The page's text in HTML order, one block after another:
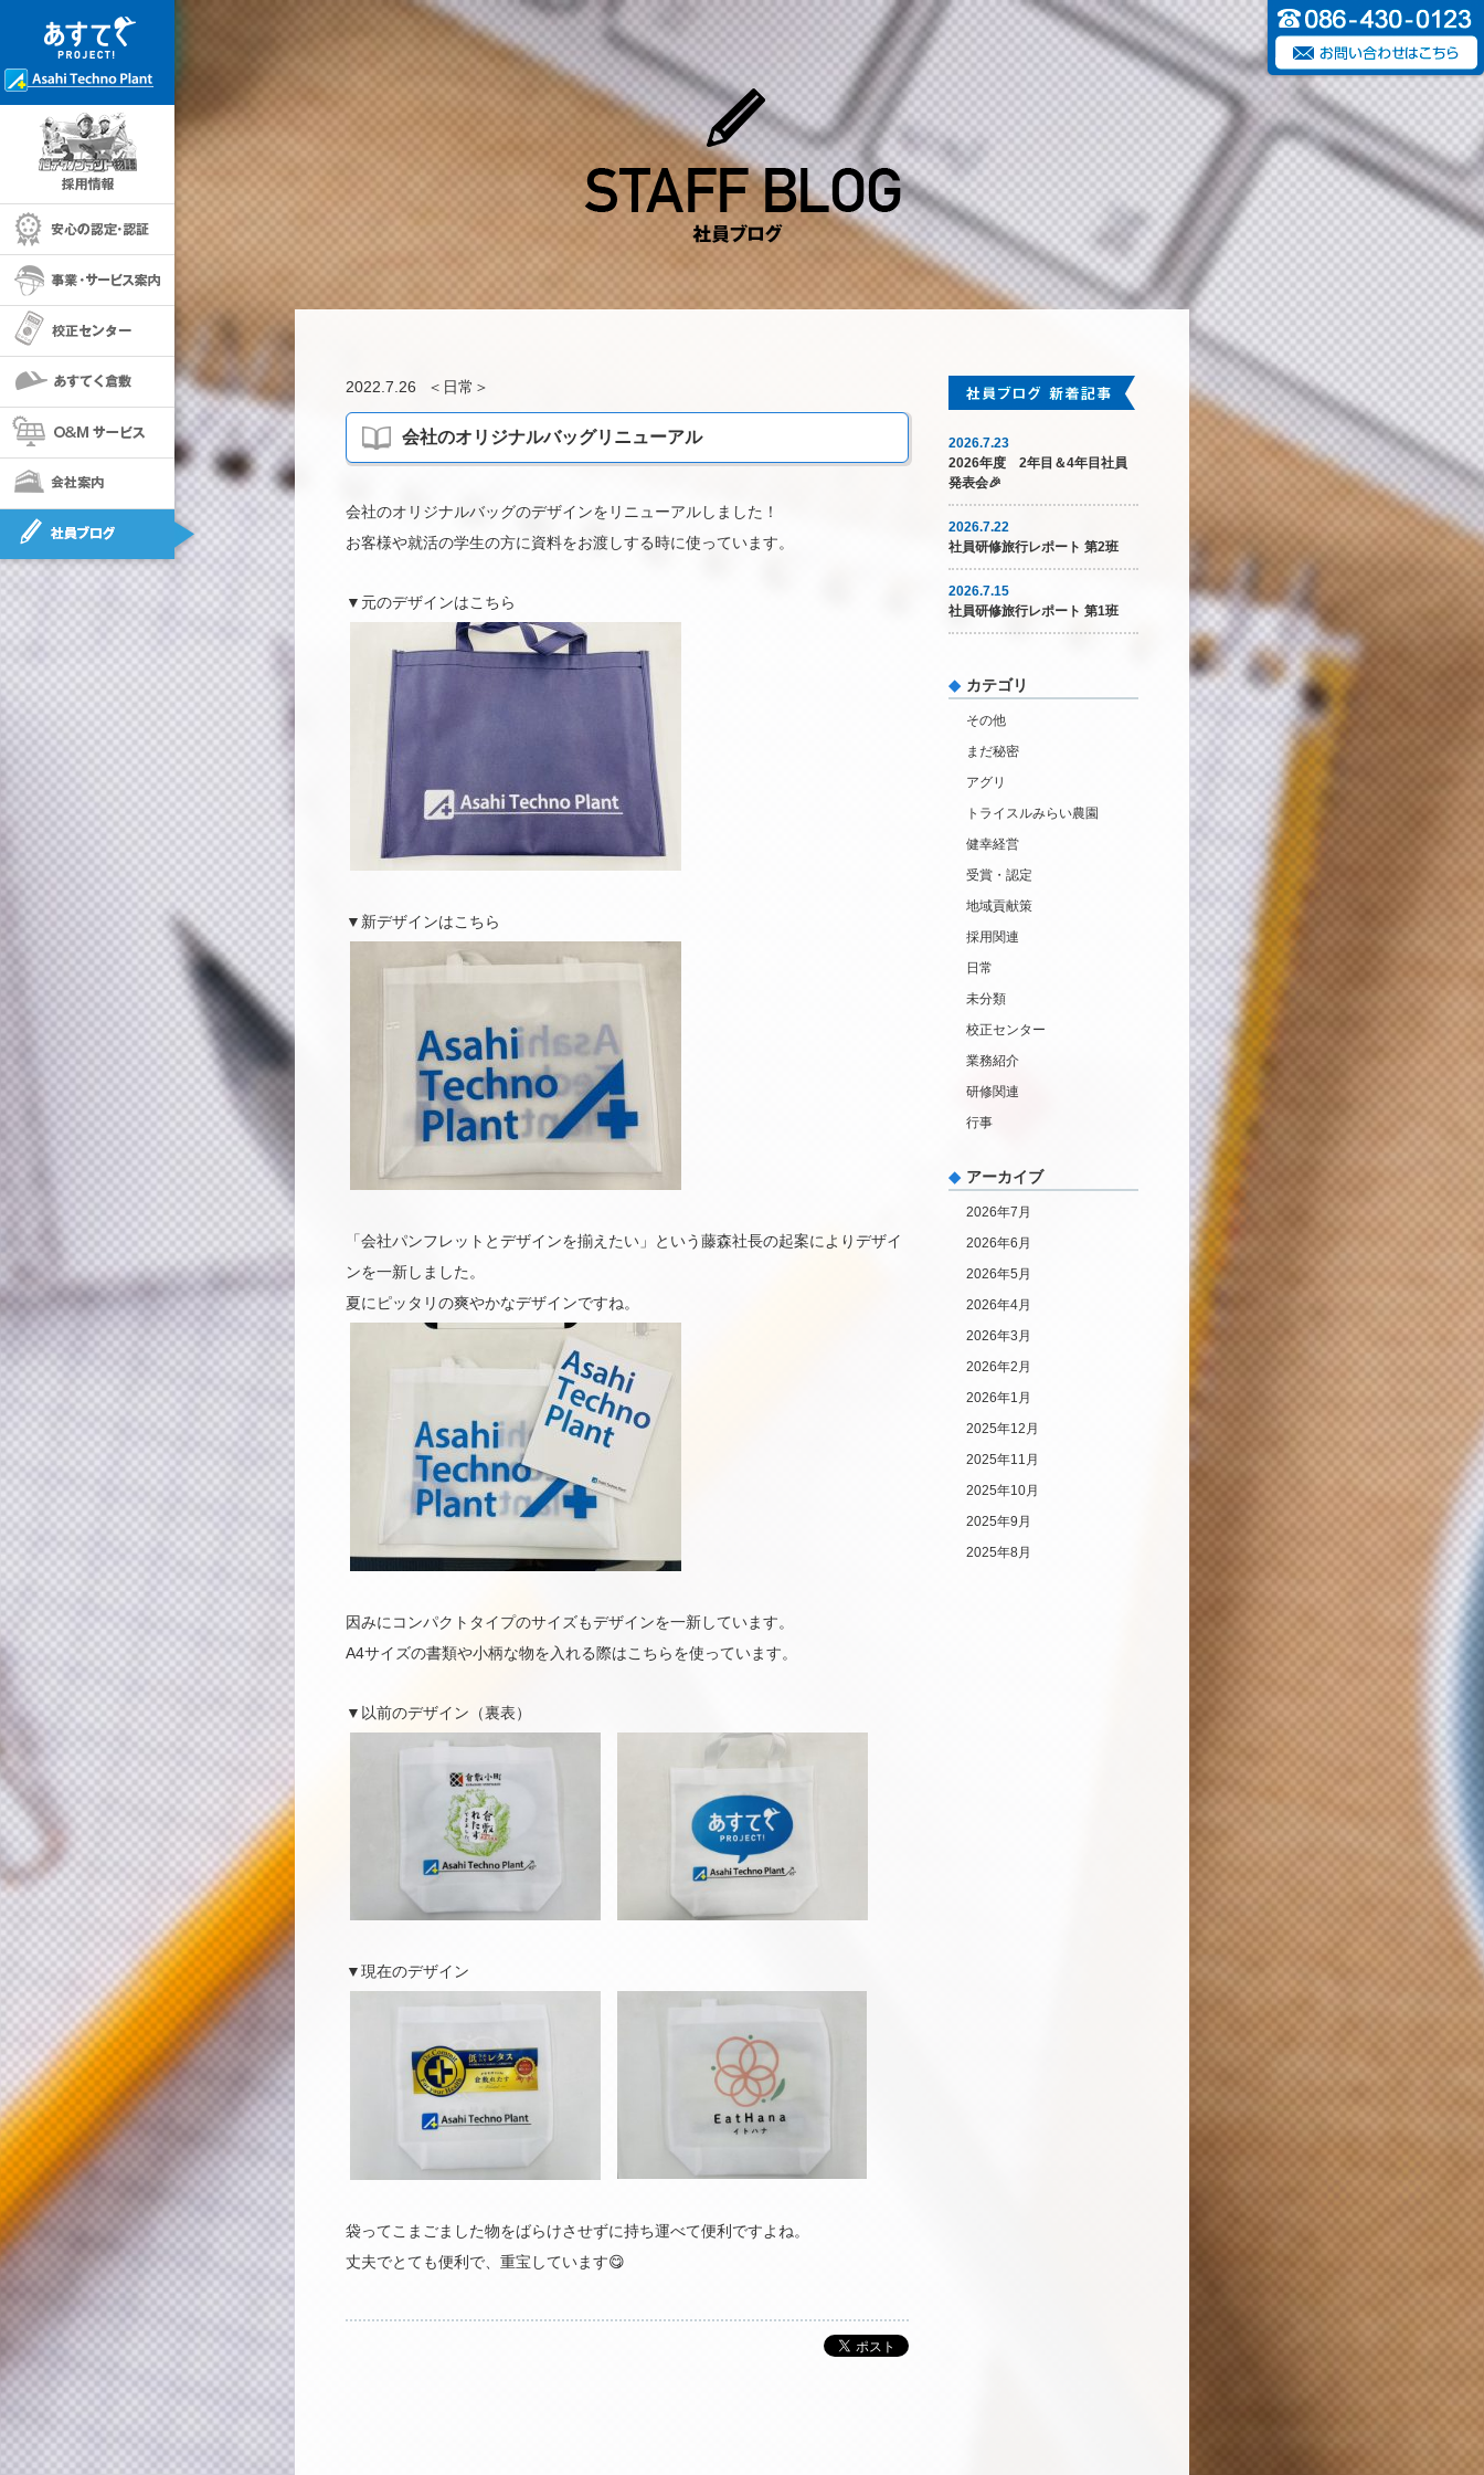
採用情報
校正センター
あすてく倉敷
O＆Mサービス
会社案内
社員ブログ
2022.7.26 ＜ 日常 ＞
会社のオリジナルバッグリニューアル
会社のオリジナルバッグのデザインをリニューアルしました！
お客様や就活の学生の方に資料をお渡しする時に使っています。
▼元のデザインはこちら
▼新デザインはこちら
「会社パンフレットとデザインを揃えたい」という藤森社長の起案によりデザイ
ンを一新しました。
夏にピッタリの爽やかなデザインですね。
因みにコンパクトタイプのサイズもデザインを一新しています。
A4サイズの書類や小柄な物を入れる際はこちらを使っています。
▼以前のデザイン（裏表）
▼現在のデザイン
袋ってこまごました物をばらけさせずに持ち運べて便利ですよね。
丈夫でとても便利で、重宝しています😋
2026.7.23
2026年度 2年目＆4年目社員
発表会🎉
2026.7.22
社員研修旅行レポート 第2班
2026.7.15
社員研修旅行レポート 第1班
カテゴリ
その他
まだ秘密
アグリ
トライスルみらい農園
健幸経営
受賞・認定
地域貢献策
採用関連
日常
未分類
校正センター
業務紹介
研修関連
行事
アーカイブ
2026年7月
2026年6月
2026年5月
2026年4月
2026年3月
2026年2月
2026年1月
2025年12月
2025年11月
2025年10月
2025年9月
2025年8月